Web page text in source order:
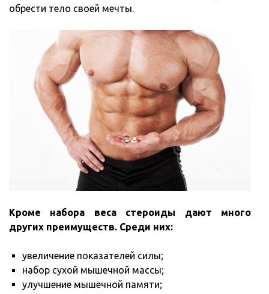
обрести тело своей мечты.
Кроме набора веса стероиды дают много
других преимуществ. Среди них:
увеличение показателей силы;
набор сухой мышечной массы;
улучшение мышечной памяти;